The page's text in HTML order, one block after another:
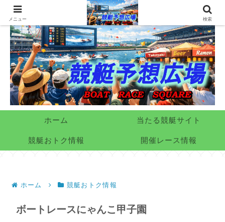
ホーム 当たる競艇サイト
競艇おトク情報 開催レース情報
ホーム 競艇おトク情報
ボートレースにゃんこ甲子園
メニュー 検索